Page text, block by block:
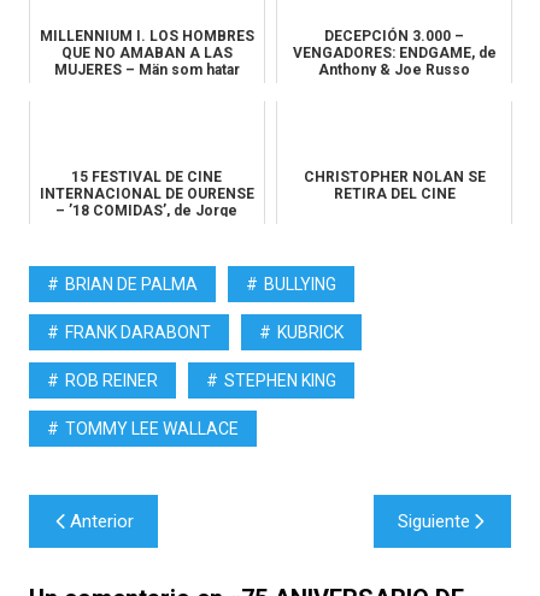
MILLENNIUM I. LOS HOMBRES
QUE NO AMABAN A LAS
MUJERES – Män som hatar
DECEPCIÓN 3.000 –
VENGADORES: ENDGAME, de
Anthony & Joe Russo
15 FESTIVAL DE CINE
INTERNACIONAL DE OURENSE
– ’18 COMIDAS’, de Jorge
CHRISTOPHER NOLAN SE
RETIRA DEL CINE
BRIAN DE PALMA BULLYING
FRANK DARABONT KUBRICK
ROB REINER STEPHEN KING
TOMMY LEE WALLACE
Navegación
de
entradas
Anterior Siguiente